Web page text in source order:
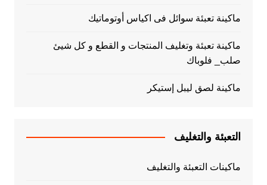
ماكينة تعبئة سوائل فى اكياس أوتوماتيك
ماكينة تعبئة وتغليف المنتجات و القطع و كل شيئ
صلب_ فلوباك
ماكينة لصق ليبل إستيكر
التعبئة والتغليف
ماكينات التعبئة والتغليف